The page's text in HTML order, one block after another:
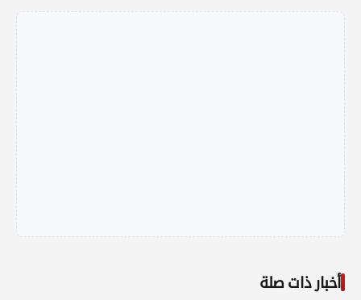
أخبار ذات صلة